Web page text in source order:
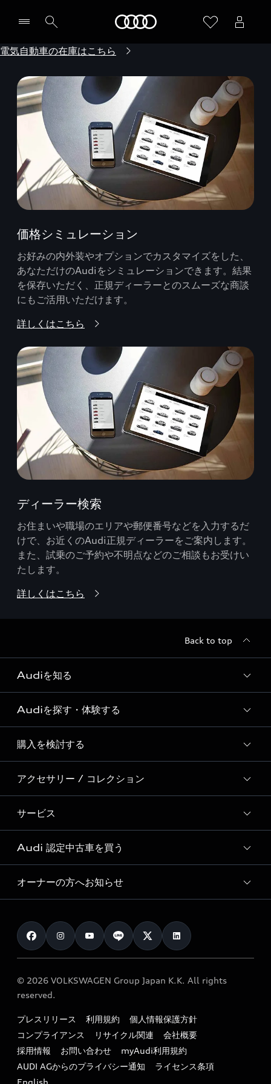
電気自動車の在庫はこちら
価格シミュレーション
お好みの内外装やオプションでカスタマイズをした、
あなただけのAudiをシミュレーションできます。結果
を保存いただく、正規ディーラーとのスムーズな商談
にもご活用いただけます。
詳しくはこちら
ディーラー検索
お住まいや職場のエリアや郵便番号などを入力するだ
けで、お近くのAudi正規ディーラーをご案内します。
また、試乗のご予約や不明点などのご相談もお受けい
たします。
詳しくはこちら
Back to top
Audiを知る
Audi ブランド
Story of Progress
Audi Sport
Formula 1®
デジタルサービス
Audiを探す・体験する
ディーラー検索
新車在庫検索
試乗車・展示車検索
見積り依頼
試乗予約
購入を検討する
モデル一覧
特別仕様モデル / 限定モデル
e-tronラインアップ
価格シミュレーション
車両比較
カタログ一覧
アクセサリー / コレクション
純正アクセサリー
オンラインショップ
Audi collection
アウディナビアプリ
サービス
サービス入庫予約
サービスプログラム
メンテナンス
車検 / 定期点検
e-tronアフターサポート
myAudi
Audi 認定中古車を買う
Audi認定中古車
クオリティ
保証
メンテナンス
ファイナンス
キャンペーン / イベント
買取査定
オーナーの方へお知らせ
お知らせ
オーナー様向けキャンペーン
特定整備適用車一覧
リサイクル法
よくある質問（FAQ）
© 2026 VOLKSWAGEN Group Japan K.K. All rights
reserved.
プレスリリース 利用規約
個人情報保護方針
コンプライアンス
リサイクル関連
会社概要
採用情報
お問い合わせ
myAudi利用規約
AUDI AGからのプライバシー通知
ライセンス条項
English